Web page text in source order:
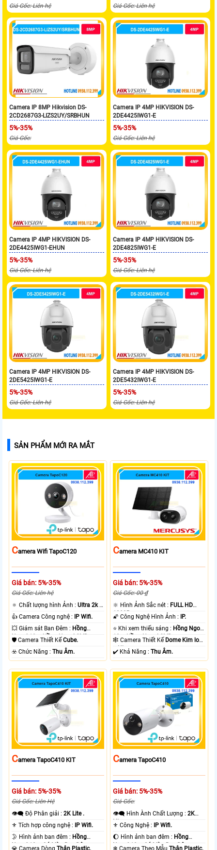
Giá Gốc: Liên hệ Giá Gốc: Liên hệ
Camera IP 8MP Hikvision DS-
2CD2687G3-LIZS2UY/SRBHUN
5%-35%
Giá Gốc:
Camera IP 4MP HIKVISION DS-
2DE4425IWG1-E
5%-35%
Giá Gốc: Liên hệ
Camera IP 4MP HIKVISION DS-
2DE4425IWG1-EHUN
5%-35%
Giá Gốc: Liên hệ
Camera IP 4MP HIKVISION DS-
2DE4825IWG1-E
5%-35%
Giá Gốc: Liên hệ
Camera IP 4MP HIKVISION DS-
2DE5425IWG1-E
5%-35%
Giá Gốc: Liên hệ
Camera IP 4MP HIKVISION DS-
2DE5432IWG1-E
5%-35%
Giá Gốc: Liên hệ
SẢN PHẨM MỚI RA MẮT
CAmera Wifi TapoC120
Giá bán: 5%-35%
Giá Gốc: Liên hệ
🔅 Chất lượng hình Ảnh :Ultra 2k +
.
👍 Camera Công nghệ :
IP Wifi.
💥 Giám sát Ban Đêm : Hồng
Ngoại 10m Hồng Ngoại SMD.
🛡 Camera Thiết KếCube.
️☣️ Chức Năng :Thu Âm.
CAmera MC410 KIT
Giá bán: 5%-35%
Giá Gốc: 00 ₫
🔆 Hình Ảnh Sắc nét : FULL HD
1080P .
🌠 Công Nghệ Hình Ảnh :
IP.
⭐ Khi xem thiếu sáng : Hồng Ngoại
10m Hồng Ngoại SMD.
🕸️ Camera Thiết Kế Dome Kim loại
+ Nhựa.
️✔️ Khả Năng :Thu Âm.
CAmera TapoC410 KIT
Giá bán: 5%-35%
Giá Gốc: Liên Hệ
👁️‍🗨 Độ Phân giải :2K Lite .
⚜️ Tích hợp công nghệ : IP Wifi.
🌛 Hình ảnh ban đêm : Hồng
Ngoại 10m Có Màu Ban Ðêm.
💎 Camera DòngThân Plastic.
CAmera TapoC410
Giá bán: 5%-35%
Giá Gốc:
👁️‍🗨 Hình Ành Chất Lượng :2K
Lite .
⚜️ Công Nghệ : IP Wifi.
🌔 Hình ảnh ban đêm : Hồng
Ngoại 10m Có Màu Ban Ðêm.
❄ Camera Theo MẫuThân Plastic.